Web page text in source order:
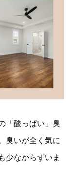
「酸っぱい」臭
臭いが全く気に
少なからずいま